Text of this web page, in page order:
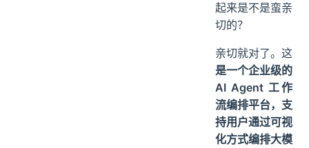
起来是不是蛮亲
切的？
亲切就对了。这
是一个企业级的
AI Agent 工作
流编排平台，支
持用户通过可视
化方式编排大模